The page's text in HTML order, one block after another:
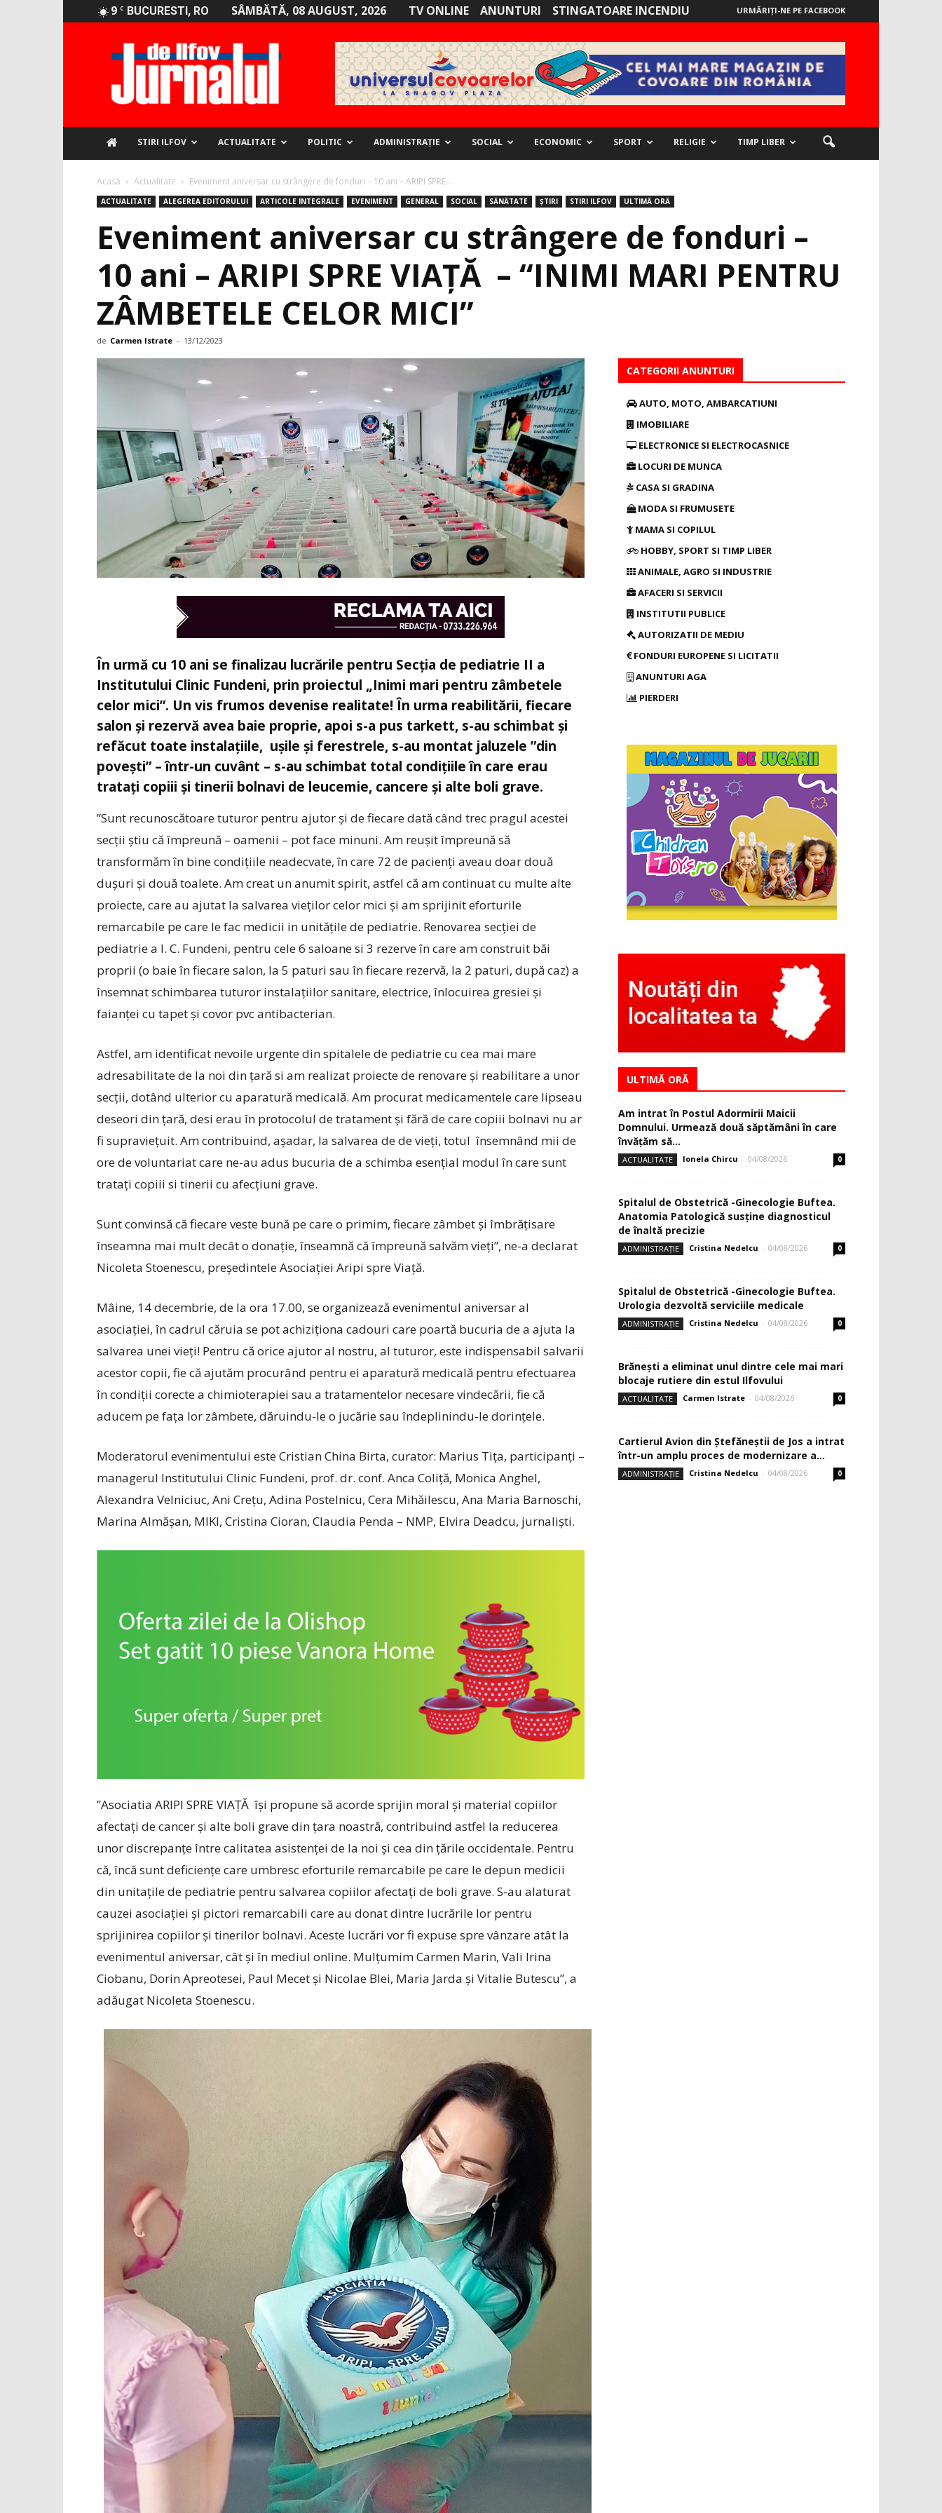
9 C BUCURESTI, RO SÂMBĂTĂ, 08 AUGUST, 2026 TV ONLINE ANUNTURI STINGATOARE INCENDIU URMĂRIȚI-NE PE FACEBOOK
STIRI ILFOV ACTUALITATE POLITIC ADMINISTRAȚIE SOCIAL ECONOMIC SPORT RELIGIE TIMP LIBER
Acasă Actualitate Eveniment aniversar cu strângere de fonduri – 10 ani – ARIPI SPRE...
ACTUALITATE ALEGEREA EDITORULUI ARTICOLE INTEGRALE EVENIMENT GENERAL SOCIAL SĂNĂTATE ȘTIRI STIRI ILFOV ULTIMĂ ORĂ
Eveniment aniversar cu strângere de fonduri –
10 ani – ARIPI SPRE VIAȚĂ – “INIMI MARI PENTRU
ZÂMBETELE CELOR MICI”
de Carmen Istrate - 13/12/2023
În urmă cu 10 ani se finalizau lucrările pentru Secţia de pediatrie II a
Institutului Clinic Fundeni, prin proiectul „Inimi mari pentru zâmbetele
celor mici”. Un vis frumos devenise realitate! În urma reabilitării, fiecare
salon şi rezervă avea baie proprie, apoi s-a pus tarkett, s-au schimbat şi
refăcut toate instalaţiile, uşile şi ferestrele, s-au montat jaluzele ”din
poveşti” – într-un cuvânt – s-au schimbat total condiţiile în care erau
trataţi copiii şi tinerii bolnavi de leucemie, cancere şi alte boli grave.
”Sunt recunoscătoare tuturor pentru ajutor şi de fiecare dată când trec pragul acestei
secţii ştiu că împreună – oamenii – pot face minuni. Am reuşit împreună să
transformăm în bine condiţiile neadecvate, în care 72 de pacienţi aveau doar două
duşuri şi două toalete. Am creat un anumit spirit, astfel că am continuat cu multe alte
proiecte, care au ajutat la salvarea vieţilor celor mici şi am sprijinit eforturile
remarcabile pe care le fac medicii in unităţile de pediatrie. Renovarea secției de
pediatrie a I. C. Fundeni, pentru cele 6 saloane si 3 rezerve în care am construit băi
proprii (o baie în fiecare salon, la 5 paturi sau în fiecare rezervă, la 2 paturi, după caz) a
însemnat schimbarea tuturor instalațiilor sanitare, electrice, înlocuirea gresiei și
faianței cu tapet și covor pvc antibacterian.
Astfel, am identificat nevoile urgente din spitalele de pediatrie cu cea mai mare
adresabilitate de la noi din țară si am realizat proiecte de renovare și reabilitare a unor
secții, dotând ulterior cu aparatură medicală. Am procurat medicamentele care lipseau
deseori din țară, desi erau în protocolul de tratament și fără de care copiii bolnavi nu ar
fi supraviețuit. Am contribuind, așadar, la salvarea de de vieți, totul însemnând mii de
ore de voluntariat care ne-au adus bucuria de a schimba esențial modul în care sunt
tratați copiii si tinerii cu afecțiuni grave.
Sunt convinsă că fiecare veste bună pe care o primim, fiecare zâmbet şi îmbrăţisare
înseamna mai mult decât o donaţie, înseamnă că împreună salvăm vieți”, ne-a declarat
Nicoleta Stoenescu, președintele Asociației Aripi spre Viață.
Mâine, 14 decembrie, de la ora 17.00, se organizează evenimentul aniversar al
asociației, în cadrul căruia se pot achiziţiona cadouri care poartă bucuria de a ajuta la
salvarea unei vieţi! Pentru că orice ajutor al nostru, al tuturor, este indispensabil salvarii
acestor copii, fie că ajutăm procurând pentru ei aparatură medicală pentru efectuarea
în condiții corecte a chimioterapiei sau a tratamentelor necesare vindecării, fie că
aducem pe fața lor zâmbete, dăruindu-le o jucărie sau îndeplinindu-le dorințele.
Moderatorul evenimentului este Cristian China Birta, curator: Marius Tița, participanți –
managerul Institutului Clinic Fundeni, prof. dr. conf. Anca Coliță, Monica Anghel,
Alexandra Velniciuc, Ani Crețu, Adina Postelnicu, Cera Mihăilescu, Ana Maria Barnoschi,
Marina Almășan, MIKI, Cristina Cioran, Claudia Penda – NMP, Elvira Deadcu, jurnaliști.
”Asociatia ARIPI SPRE VIAȚĂ își propune să acorde sprijin moral și material copiilor
afectați de cancer și alte boli grave din țara noastră, contribuind astfel la reducerea
unor discrepanțe între calitatea asistenței de la noi și cea din țările occidentale. Pentru
că, încă sunt deficiențe care umbresc eforturile remarcabile pe care le depun medicii
din unitațile de pediatrie pentru salvarea copiilor afectați de boli grave. S-au alaturat
cauzei asociației și pictori remarcabili care au donat dintre lucrările lor pentru
sprijinirea copiilor și tinerilor bolnavi. Aceste lucrări vor fi expuse spre vânzare atât la
evenimentul aniversar, cât și în mediul online. Mulțumim Carmen Marin, Vali Irina
Ciobanu, Dorin Apreotesei, Paul Mecet și Nicolae Blei, Maria Jarda și Vitalie Butescu”, a
adăugat Nicoleta Stoenescu.
CATEGORII ANUNTURI
AUTO, MOTO, AMBARCATIUNI
IMOBILIARE
ELECTRONICE SI ELECTROCASNICE
LOCURI DE MUNCA
CASA SI GRADINA
MODA SI FRUMUSETE
MAMA SI COPILUL
HOBBY, SPORT SI TIMP LIBER
ANIMALE, AGRO SI INDUSTRIE
AFACERI SI SERVICII
INSTITUTII PUBLICE
AUTORIZATII DE MEDIU
FONDURI EUROPENE SI LICITATII
ANUNTURI AGA
PIERDERI
ULTIMĂ ORĂ
Am intrat în Postul Adormirii Maicii
Domnului. Urmează două săptămâni în care
învăţăm să...
ACTUALITATE Ionela Chircu - 04/08/2026 0
Spitalul de Obstetrică -Ginecologie Buftea.
Anatomia Patologică susţine diagnosticul
de înaltă precizie
ADMINISTRAȚIE Cristina Nedelcu - 04/08/2026 0
Spitalul de Obstetrică -Ginecologie Buftea.
Urologia dezvoltă serviciile medicale
ADMINISTRAȚIE Cristina Nedelcu - 04/08/2026 0
Brănești a eliminat unul dintre cele mai mari
blocaje rutiere din estul Ilfovului
ACTUALITATE Carmen Istrate - 04/08/2026 0
Cartierul Avion din Ştefăneştii de Jos a intrat
într-un amplu proces de modernizare a...
ADMINISTRAȚIE Cristina Nedelcu - 04/08/2026 0